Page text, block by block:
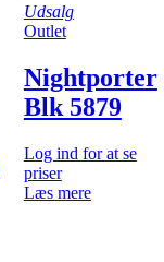
Udsalg
Outlet
Nightporter
Blk 5879
Log ind for at se
priser
Læs mere